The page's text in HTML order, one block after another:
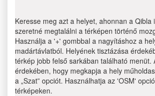
Keresse meg azt a helyet, ahonnan a Qibla
szeretné megtalálni a térképen történő
Használja a '+' gombbal a nagyításhoz a
madártávlatból. Helyének tisztázása
térkép jobb felső sarkában található menüt.
érdekében, hogy megkapja a hely
a „Szat” opciót. Használhatja az 'OSM'
térképeken.